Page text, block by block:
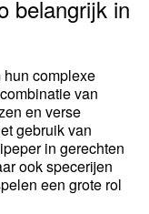
belangrijk in
complexe
van
en verse
gebruik van
in gerechten
ook specerijen
een grote rol